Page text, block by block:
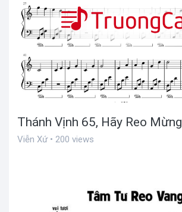
Thánh Vịnh 65, Hãy Reo Mừng
Viễn Xứ • 200 views